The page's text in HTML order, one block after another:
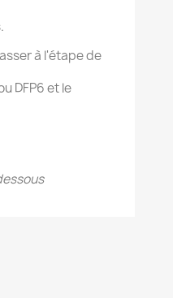
à l'étape de
DFP6 et le